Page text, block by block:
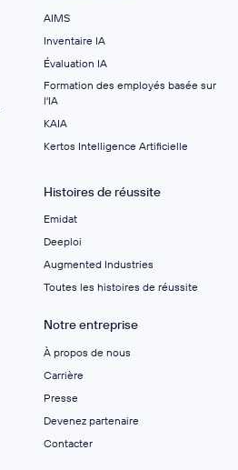
AIMS
Inventaire IA
Évaluation IA
Formation des employés basée sur
l'IA
KAIA
Kertos Intelligence Artificielle
Histoires de réussite
Emidat
Deeploi
Augmented Industries
Toutes les histoires de réussite
Notre entreprise
À propos de nous
Carrière
Presse
Devenez partenaire
Contacter